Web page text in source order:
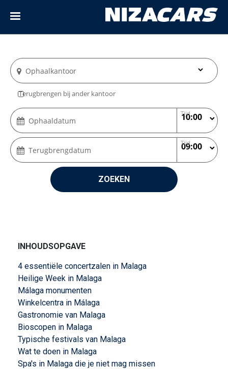
Ophaalkantoor
Terugbrengen bij ander kantoor
Ophaaldatum
Tijd
Terugbrengdatum
Tijd
ZOEKEN
INHOUDSOPGAVE
4 essentiële concertzalen in Malaga
Heilige Week in Malaga
Málaga monumenten
Winkelcentra in Málaga
Gastronomie van Malaga
Bioscopen in Malaga
Typische festivals van Malaga
Wat te doen in Malaga
Spa's in Malaga die je niet mag missen